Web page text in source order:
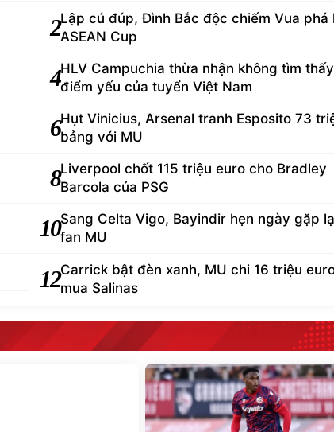
2Lập cú đúp, Đình Bắc độc chiếm Vua phá
ASEAN Cup
4HLV Campuchia thừa nhận không tìm thấy
điểm yếu của tuyển Việt Nam
6Hụt Vinicius, Arsenal tranh Esposito 73
bảng với MU
8Liverpool chốt 115 triệu euro cho Bradley
Barcola của PSG
10Sang Celta Vigo, Bayindir hẹn ngày gặp
fan MU
12Carrick bật đèn xanh, MU chi 16 triệu
mua Salinas